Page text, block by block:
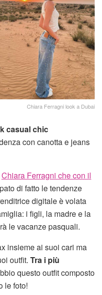
Chiara Ferragni look a Dubai
casual chic
con canotta e jeans
Chiara Ferragni che con il
di fatto le tendenze
digitale è volata
i figli, la madre e la
le vacanze pasquali.
insieme ai suoi cari ma
outfit. Tra i più
questo outfit composto
le foto!